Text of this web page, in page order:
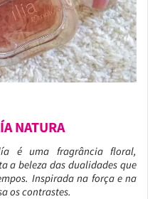
NATURA
é uma fragrância floral,
a beleza das dualidades que
Inspirada na força e na
os contrastes.